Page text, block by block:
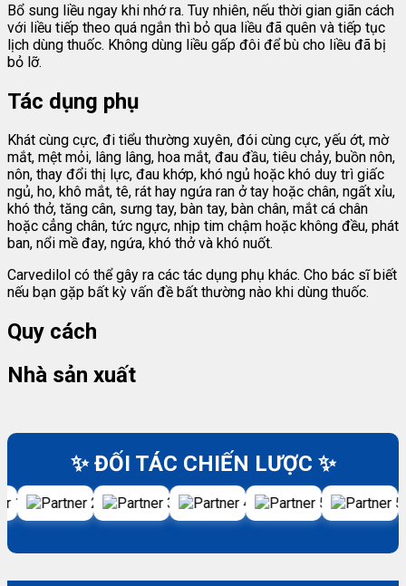
Bổ sung liều ngay khi nhớ ra. Tuy nhiên, nếu thời gian giãn cách
với liều tiếp theo quá ngắn thì bỏ qua liều đã quên và tiếp tục
lịch dùng thuốc. Không dùng liều gấp đôi để bù cho liều đã bị
bỏ lỡ.
Tác dụng phụ
Khát cùng cực, đi tiểu thường xuyên, đói cùng cực, yếu ớt, mờ
mắt, mệt mỏi, lâng lâng, hoa mắt, đau đầu, tiêu chảy, buồn nôn,
nôn, thay đổi thị lực, đau khớp, khó ngủ hoặc khó duy trì giấc
ngủ, ho, khô mắt, tê, rát hay ngứa ran ở tay hoặc chân, ngất xỉu,
khó thở, tăng cân, sưng tay, bàn tay, bàn chân, mắt cá chân
hoặc cẳng chân, tức ngực, nhịp tim chậm hoặc không đều, phát
ban, nổi mề đay, ngứa, khó thở và khó nuốt.
Carvedilol có thể gây ra các tác dụng phụ khác. Cho bác sĩ biết
nếu bạn gặp bất kỳ vấn đề bất thường nào khi dùng thuốc.
Quy cách
Nhà sản xuất
✨ ĐỐI TÁC CHIẾN LƯỢC ✨